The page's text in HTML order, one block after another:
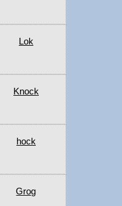
Lok
Knock
hock
Grog